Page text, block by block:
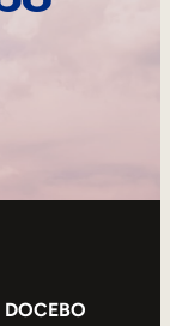
DOCEBO